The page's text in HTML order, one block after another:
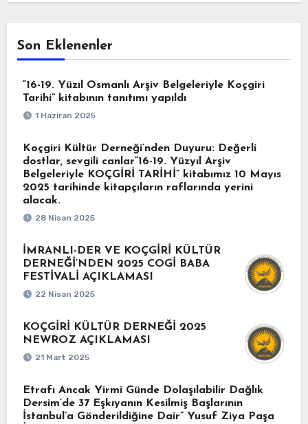
Son Eklenenler
“16-19. Yüzıl Osmanlı Arşiv Belgeleriyle Koçgiri
Tarihi” kitabının tanıtımı yapıldı
1 Haziran 2025
Koçgiri Kültür Derneği’nden Duyuru: Değerli
dostlar, sevgili canlar“16-19. Yüzyıl Arşiv
Belgeleriyle KOÇGİRİ TARİHİ” kitabımız 10 Mayıs
2025 tarihinde kitapçıların raflarında yerini
alacak.
28 Nisan 2025
İMRANLI-DER VE KOÇGİRİ KÜLTÜR
DERNEĞİ’NDEN 2025 COGİ BABA
FESTİVALİ AÇIKLAMASI
22 Nisan 2025
KOÇGİRİ KÜLTÜR DERNEĞİ 2025
NEWROZ AÇIKLAMASI
21 Mart 2025
Etrafı Ancak Yirmi Günde Dolaşılabilir Dağlık
Dersim’de 37 Eşkıyanın Kesilmiş Başlarının
İstanbul’a Gönderildiğine Dair” Yusuf Ziya Paşa